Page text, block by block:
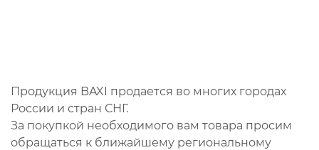
Продукция BAXI продается во многих городах
России и стран СНГ.
За покупкой необходимого вам товара просим
обращаться к ближайшему региональному